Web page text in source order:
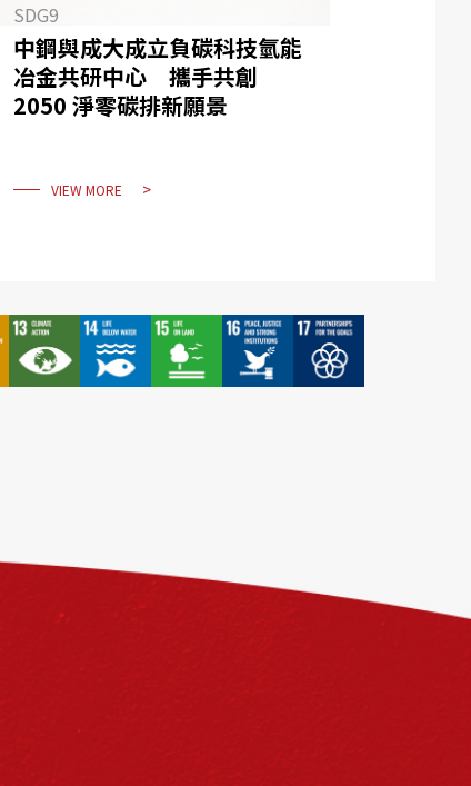
SDG9
中鋼與成大成立負碳科技氫能
冶金共研中心 攜手共創
2050 淨零碳排新願景
VIEW MORE